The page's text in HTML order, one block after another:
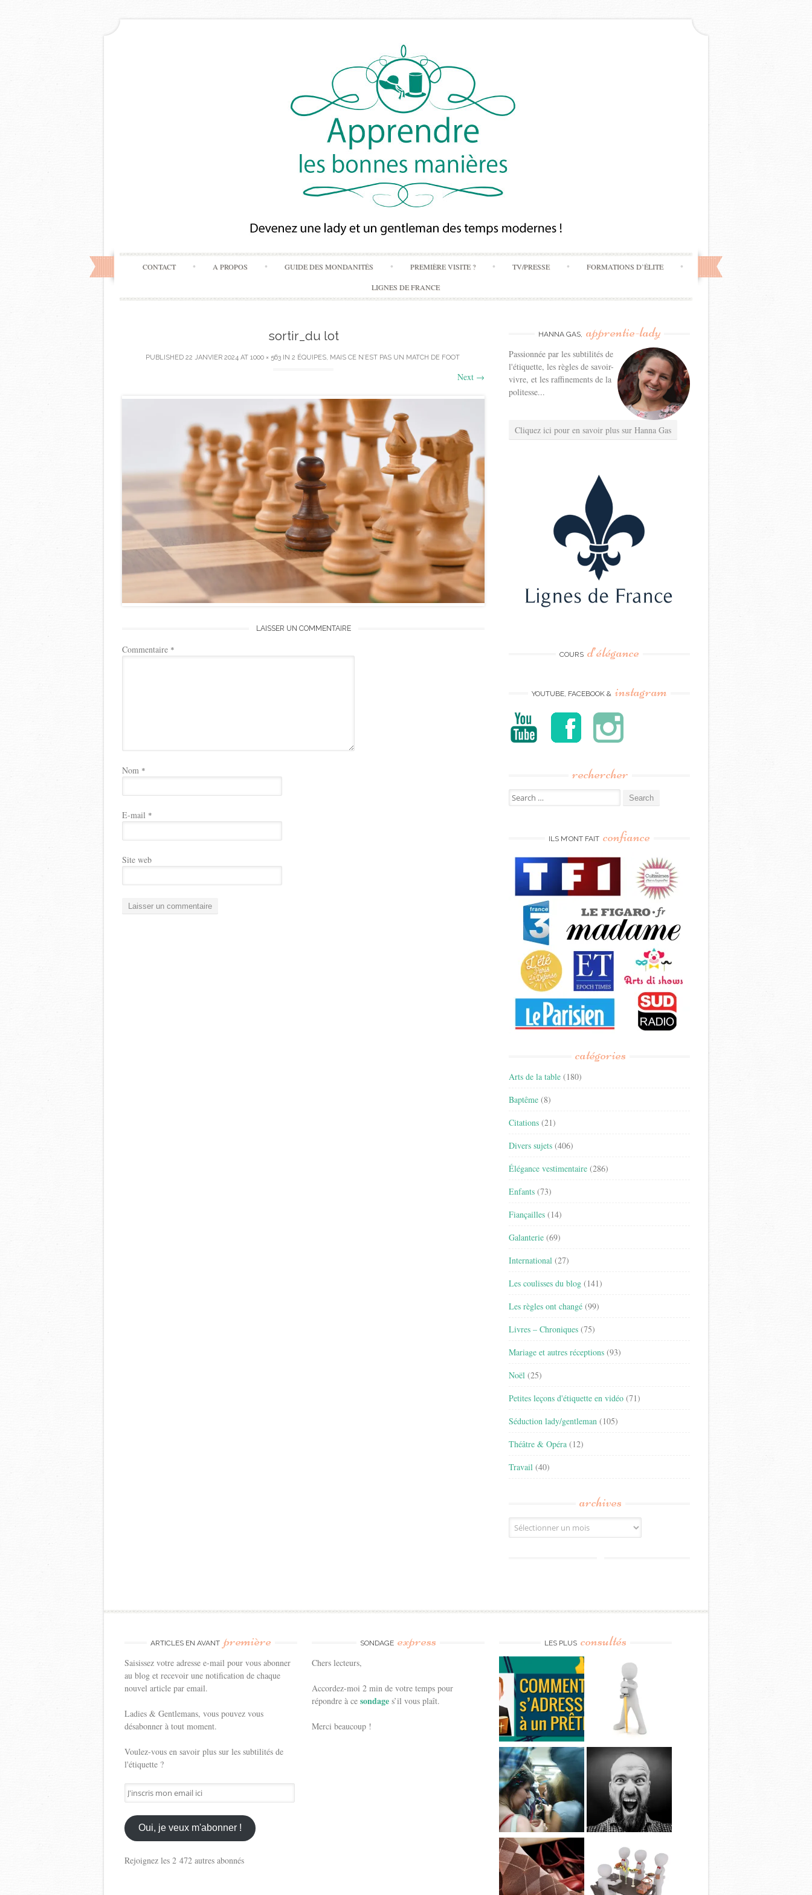
Skip
to
content
CONTACT A PROPOS GUIDE DES MONDANITÉS PREMIÈRE VISITE ? TV/PRESSE FORMATIONS D’ÉLITE
LIGNES DE FRANCE
sortir_du lot
PUBLISHED 22 JANVIER 2024AT 1000 × 563IN 2 ÉQUIPES, MAIS CE N’EST PAS UN MATCH DE FOOT
Next →
LAISSER UN COMMENTAIRE
Commentaire *
Nom *
E-mail *
Site web
HANNA GAS, apprentie-lady
Passionnée par les subtilités de
l'étiquette, les règles de savoir-
vivre, et les raffinements de la
politesse...
Cliquez ici pour en savoir plus sur Hanna Gas
COURS d’élégance
YOUTUBE, FACEBOOK & instagram
rechercher
Search
for:
ILS M’ONT FAIT confiance
catégories
Arts de la table (180)
Baptême (8)
Citations (21)
Divers sujets (406)
Élégance vestimentaire (286)
Enfants (73)
Fiançailles (14)
Galanterie (69)
International (27)
Les coulisses du blog (141)
Les règles ont changé (99)
Livres – Chroniques (75)
Mariage et autres réceptions (93)
Noël (25)
Petites leçons d'étiquette en vidéo (71)
Séduction lady/gentleman (105)
Théâtre & Opéra (12)
Travail (40)
archives
Archives
ARTICLES EN AVANT première
Saisissez votre adresse e-mail pour vous abonner
au blog et recevoir une notification de chaque
nouvel article par email.
Ladies & Gentlemans, vous pouvez vous
désabonner à tout moment.
Voulez-vous en savoir plus sur les subtilités de
l'étiquette ?
J'inscris
mon
email
ici
Oui, je veux m'abonner !
Rejoignez les 2 472 autres abonnés
SONDAGE express
Chers lecteurs,
Accordez-moi 2 min de votre temps pour
répondre à cesondages’il vous plaît.
Merci beaucoup !
LES PLUS consultés